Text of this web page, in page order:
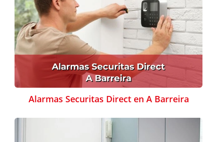
Alarmas Securitas Direct en A Barreira